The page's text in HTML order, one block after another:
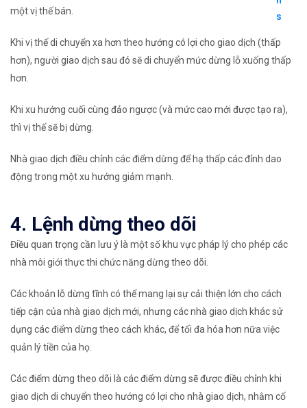
một vị thế bán.
Khi vị thế di chuyển xa hơn theo hướng có lợi cho giao dịch (thấp
hơn), người giao dịch sau đó sẽ di chuyển mức dừng lỗ xuống thấp
hơn.
Khi xu hướng cuối cùng đảo ngược (và mức cao mới được tạo ra),
thì vị thế sẽ bị dừng.
Nhà giao dịch điều chỉnh các điểm dừng để hạ thấp các đỉnh dao
động trong một xu hướng giảm mạnh.
4. Lệnh dừng theo dõi
Điều quan trọng cần lưu ý là một số khu vực pháp lý cho phép các
nhà môi giới thực thi chức năng dừng theo dõi.
Các khoản lỗ dừng tĩnh có thể mang lại sự cải thiện lớn cho cách
tiếp cận của nhà giao dịch mới, nhưng các nhà giao dịch khác sử
dụng các điểm dừng theo cách khác, để tối đa hóa hơn nữa việc
quản lý tiền của họ.
Các điểm dừng theo dõi là các điểm dừng sẽ được điều chỉnh khi
giao dịch di chuyển theo hướng có lợi cho nhà giao dịch, nhằm cố